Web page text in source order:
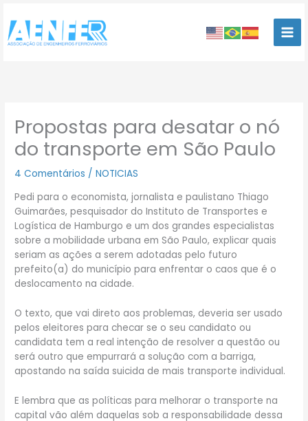
para
conteúdo
Propostas para desatar o nó
do transporte em São Paulo
4 Comentários /NOTICIAS
Pedi para o economista, jornalista e paulistano Thiago
Guimarães, pesquisador do Instituto de Transportes e
Logística de Hamburgo e um dos grandes especialistas
sobre a mobilidade urbana em São Paulo, explicar quais
seriam as ações a serem adotadas pelo futuro
prefeito(a) do município para enfrentar o caos que é o
deslocamento na cidade.
O texto, que vai direto aos problemas, deveria ser usado
pelos eleitores para checar se o seu candidato ou
candidata tem a real intenção de resolver a questão ou
será outro que empurrará a solução com a barriga,
apostando na saída suicida de mais transporte individual.
E lembra que as políticas para melhorar o transporte na
capital vão além daquelas sob a responsabilidade dessa